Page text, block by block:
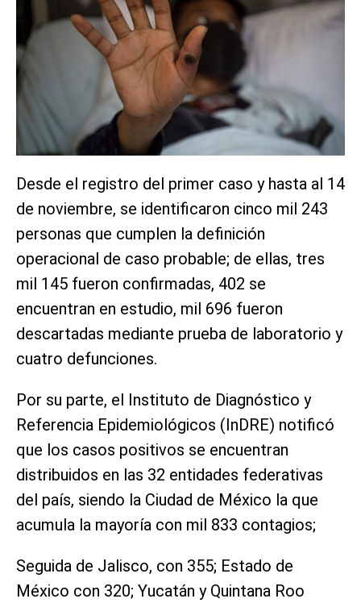
Desde el registro del primer caso y hasta al 14
de noviembre, se identificaron cinco mil 243
personas que cumplen la definición
operacional de caso probable; de ellas, tres
mil 145 fueron confirmadas, 402 se
encuentran en estudio, mil 696 fueron
descartadas mediante prueba de laboratorio y
cuatro defunciones.
Por su parte, el Instituto de Diagnóstico y
Referencia Epidemiológicos (InDRE) notificó
que los casos positivos se encuentran
distribuidos en las 32 entidades federativas
del país, siendo la Ciudad de México la que
acumula la mayoría con mil 833 contagios;
Seguida de Jalisco, con 355; Estado de
México con 320; Yucatán y Quintana Roo